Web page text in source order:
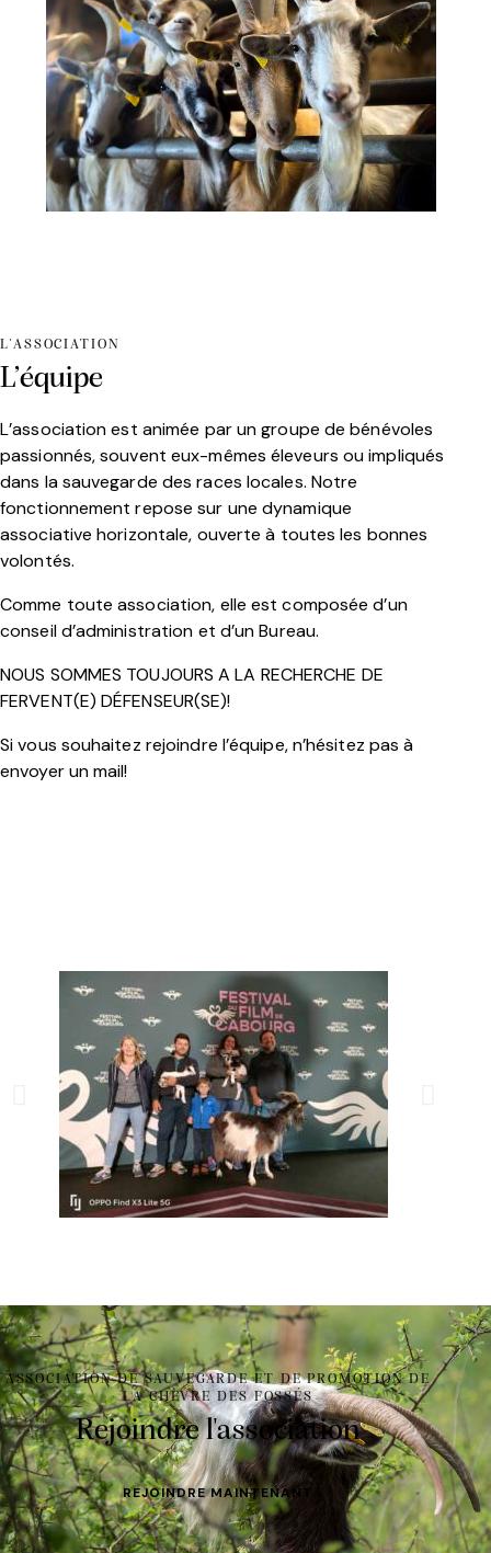
L'ASSOCIATION
L’équipe
L’association est animée par un groupe de bénévoles
passionnés, souvent eux-mêmes éleveurs ou impliqués
dans la sauvegarde des races locales. Notre
fonctionnement repose sur une dynamique
associative horizontale, ouverte à toutes les bonnes
volontés.
Comme toute association, elle est composée d’un
conseil d’administration et d’un Bureau.
NOUS SOMMES TOUJOURS A LA RECHERCHE DE
FERVENT(E) DÉFENSEUR(SE)!
Si vous souhaitez rejoindre l’équipe, n’hésitez pas à
envoyer un mail!
ASSOCIATION DE SAUVEGARDE ET DE PROMOTION DE
LA CHÈVRE DES FOSSÉS
Rejoindre l'association
REJOINDRE MAINTENANT